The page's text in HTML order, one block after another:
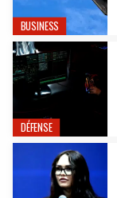
BUSINESS
DÉFENSE